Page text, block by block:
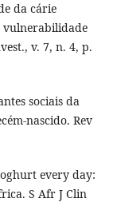
da cárie
vulnerabilidade
v. 7, n. 4, p.
sociais da
nascido. Rev
every day:
S Afr J Clin